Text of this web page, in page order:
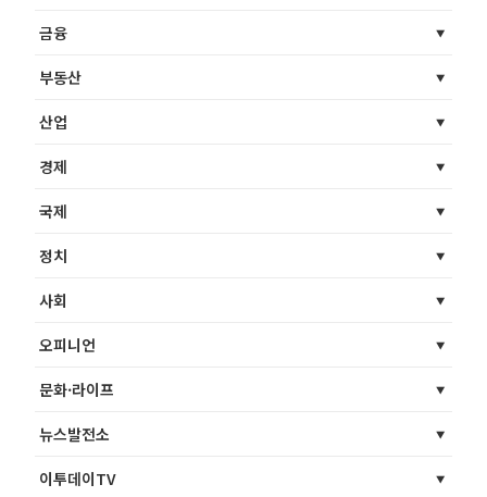
금융
부동산
산업
경제
국제
정치
사회
오피니언
문화·라이프
뉴스발전소
이투데이TV